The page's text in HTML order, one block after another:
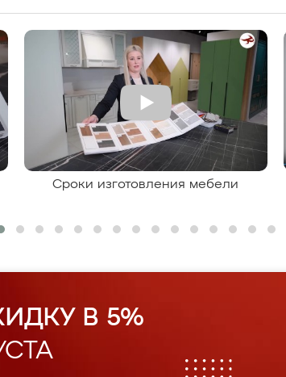
Сроки изготовления мебели
В 5%